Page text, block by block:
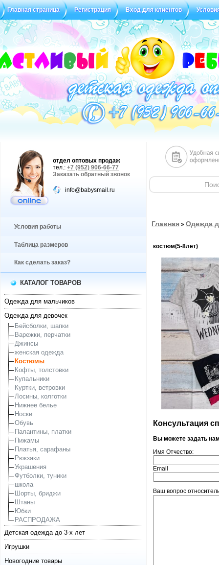
Главная страница Регистрация Вход для клиентов
Статус заказа Отзывы
отдел оптовых продаж
тел.: +7 (952) 906-66-77
Заказать обратный звонок
info@babysmail.ru
Условия работы
Таблица размеров
Как сделать заказ?
КАТАЛОГ ТОВАРОВ
Одежда для мальчиков
Одежда для девочек
Бейсболки, шапки
Варежки, перчатки
Джинсы
женская одежда
Костюмы
Кофты, толстовки
Купальники
Куртки, ветровки
Лосины, колготки
Нижнее белье
Носки
Обувь
Палантины, платки
Пижамы
Платья, сарафаны
Рюкзаки
Украшения
Футболки, туники
школа
Шорты, бриджи
Штаны
Юбки
РАСПРОДАЖА
Детская одежда до 3-х лет
Игрушки
Новогодние товары
Главная » Одежда
костюм(5-8лет)
Консультация
Вы можете задать
Имя Отчество:
Email
Ваш вопрос